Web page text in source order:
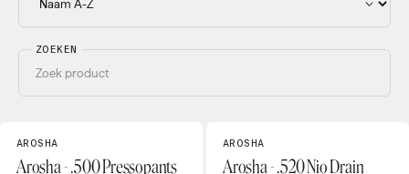
ZOEKEN
AROSHA
Arosha - .500 Pressopants
AROSHA
Arosha - .520 Nio Drain